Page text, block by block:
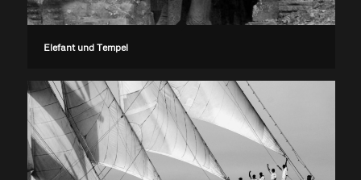
Elefant und Tempel